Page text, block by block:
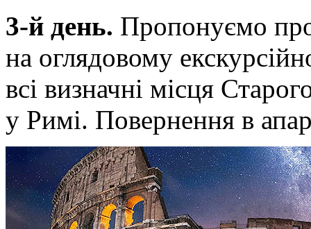
3-й день. Пропонуємо
на оглядовому
всі визначні місця
у Римі. Повернення в